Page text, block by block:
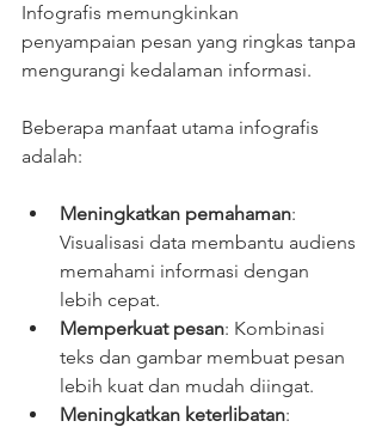
Infografis memungkinkan
penyampaian pesan yang ringkas tanpa
mengurangi kedalaman informasi.
Beberapa manfaat utama infografis
adalah:
Meningkatkan pemahaman:
Visualisasi data membantu audiens
memahami informasi dengan
lebih cepat.
Memperkuat pesan: Kombinasi
teks dan gambar membuat pesan
lebih kuat dan mudah diingat.
Meningkatkan keterlibatan: